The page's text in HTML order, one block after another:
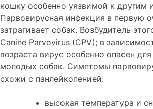
кошку особенно уязвимой к другим
Парвовирусная инфекция в первую
затрагивает собак. Возбудитель
Canine Parvovirus (CPV); в
возраста вирус особенно опасен
молодых собак. Симптомы
схожи с панлейкопенией:
высокая температура и